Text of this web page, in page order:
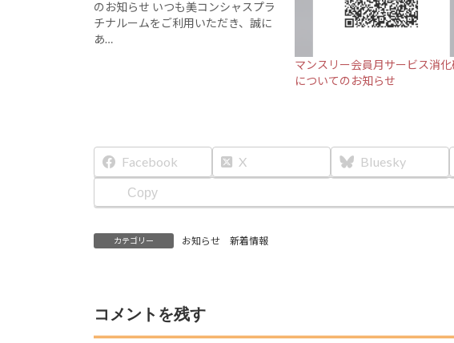
のお知らせ いつも美コンシャスプラ
チナルームをご利用いただき、誠に
あ…
マンスリー会員月サービス消化
についてのお知らせ
Facebook X Bluesky
Copy
カテゴリー お知らせ 新着情報
コメントを残す